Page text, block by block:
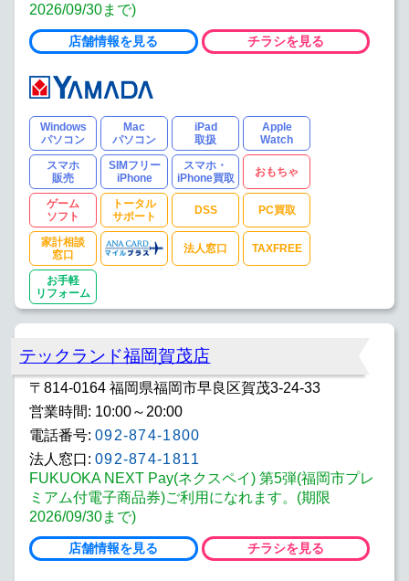
2026/09/30まで)
店舗情報を見る チラシを見る
Windows
パソコン
Mac
パソコン
iPad
取扱
Apple
Watch
スマホ
販売
SIMフリー
iPhone
スマホ・
iPhone買取
おもちゃ
ゲーム
ソフト
トータル
サポート
DSS PC買取
家計相談
窓口
法人窓口 TAXFREE
お手軽
リフォーム
テックランド福岡賀茂店
〒814-0164 福岡県福岡市早良区賀茂3-24-33
営業時間: 10:00～20:00
電話番号: 092-874-1800
法人窓口: 092-874-1811
FUKUOKA NEXT Pay(ネクスペイ) 第5弾(福岡市プレ
ミアム付電子商品券)ご利用になれます。(期限
2026/09/30まで)
店舗情報を見る チラシを見る